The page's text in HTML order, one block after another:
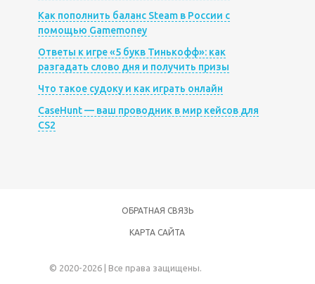
Как пополнить баланс Steam в России с
помощью Gamemoney
Ответы к игре «5 букв Тинькофф»: как
разгадать слово дня и получить призы
Что такое судоку и как играть онлайн
CaseHunt — ваш проводник в мир кейсов для
CS2
ОБРАТНАЯ СВЯЗЬ
КАРТА САЙТА
© 2020-2026 | Все права защищены.